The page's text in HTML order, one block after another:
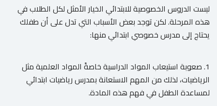
ليست الدروس الخصوصية للابتدائي الخيار الأمثل لكل الطلاب في
هذه المرحلة. لكن توجد بعض الأسباب التي تدل على أن طفلك
يحتاج إلى مدرس خصوصي ابتدائي منها:
1. صعوبة استيعاب المواد الدراسية خاصةً المواد العلمية مثل
الرياضيات، لذلك من المهم الاستعانة بمدرس رياضيات ابتدائي
لمساعدة الطفل في فهم هذه المادة.